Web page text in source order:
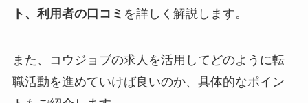
ト、利用者の口コミ を詳しく解説します。
また、コウジョブの求人を活用してどのように転
職活動を進めていけば良いのか、具体的なポイン